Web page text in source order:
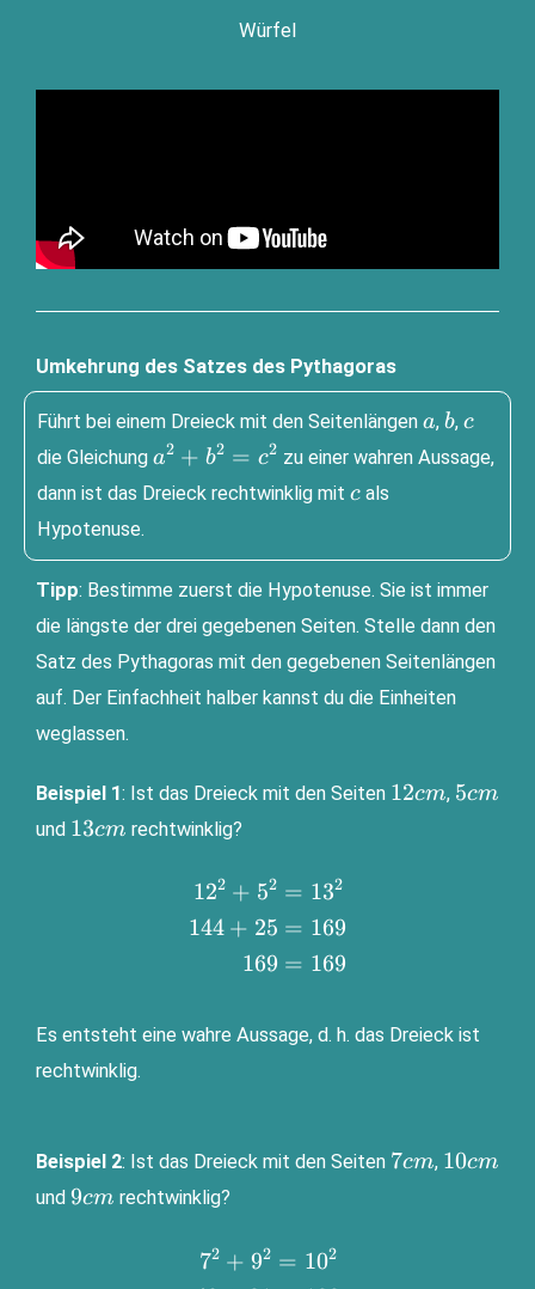
Wür­fel
Umkehrung des Satzes des Pythagoras
Führt bei einem Drei­eck mit den Sei­ten­län­gen a
a, b
b, c
c
die Glei­chung a^2+b^2=c^2
a2 + b2 = c2 zu einer wah­ren Aus­sa­ge,
dann ist das Drei­eck recht­wink­lig mit c
c als
Hypotenuse.
Tipp: Bestim­me zuerst die Hypo­te­nu­se. Sie ist immer
die längs­te der drei gege­be­nen Sei­ten. Stel­le dann den
Satz des Pytha­go­ras mit den gege­be­nen Sei­ten­län­gen
auf. Der Ein­fach­heit hal­ber kannst du die Ein­hei­ten
weglassen.
Bei­spiel 1: Ist das Drei­eck mit den Sei­ten 12
12cm, 5
5cm
und 13
13cm rechtwinklig?
\\ 144+25&=169 \\
169&=169\end{aligned}
122 + 52
144 + 25
169
= 132
= 169
= 169
Es ent­steht eine wah­re Aus­sa­ge, d. h. das Drei­eck ist
rechtwinklig.
Bei­spiel 2: Ist das Drei­eck mit den Sei­ten 7
7cm, 10
10cm
und 9
9cm rechtwinklig?
72 + 92 = 102